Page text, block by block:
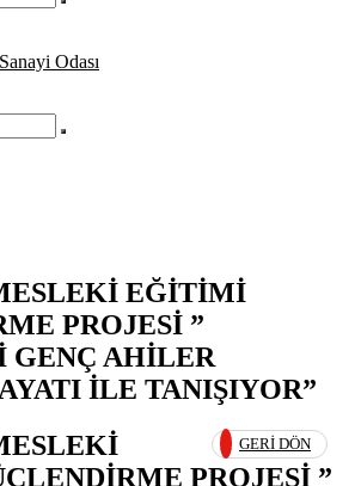
EĞİTİMİ
PROJESİ ”
GENÇ AHİLER
İLE TANIŞIYOR”
GERI DÖN
PROJESİ ”